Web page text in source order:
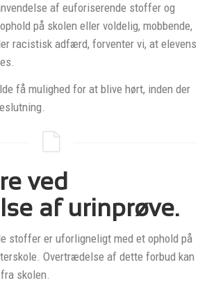
af euforiserende stoffer og
på skolen eller voldelig, mobbende,
racistisk adfærd, forventer vi, at elevens
få mulighed for at blive hørt, inden der
ved
af urinprøve.
stoffer er uforligneligt med et ophold på
Overtrædelse af dette forbud kan
skolen.